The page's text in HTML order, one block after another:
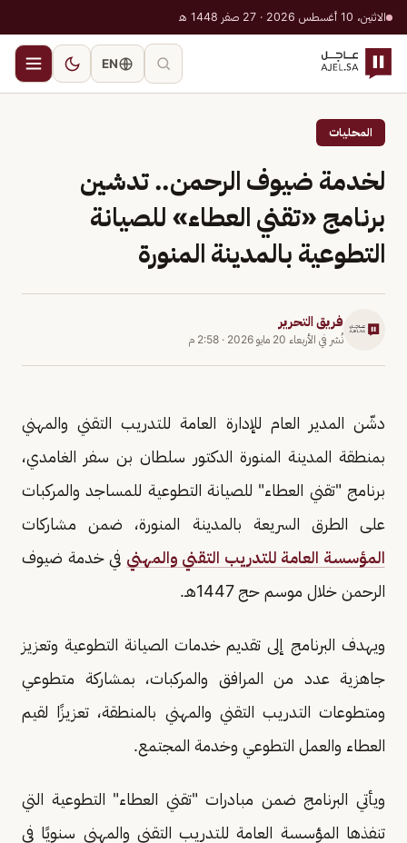
الاثنين، 10 أغسطس 2026 · 27 صفر 1448 هـ
EN
المحليات
لخدمة ضيوف الرحمن.. تدشين
برنامج «تقني العطاء» للصيانة
التطوعية بالمدينة المنورة
فريق التحرير
نُشر في الأربعاء 20 مايو 2026 · 2:58 م
دشّن المدير العام للإدارة العامة للتدريب التقني والمهني
بمنطقة المدينة المنورة الدكتور سلطان بن سفر الغامدي،
برنامج "تقني العطاء" للصيانة التطوعية للمساجد والمركبات
على الطرق السريعة بالمدينة المنورة، ضمن مشاركات
المؤسسة العامة للتدريب التقني والمهني في خدمة ضيوف
الرحمن خلال موسم حج 1447هـ.
ويهدف البرنامج إلى تقديم خدمات الصيانة التطوعية وتعزيز
جاهزية عدد من المرافق والمركبات، بمشاركة متطوعي
ومتطوعات التدريب التقني والمهني بالمنطقة، تعزيزًا لقيم
العطاء والعمل التطوعي وخدمة المجتمع.
ويأتي البرنامج ضمن مبادرات "تقني العطاء" التطوعية التي
تنفذها المؤسسة العامة للتدريب التقني والمهني سنويًا في